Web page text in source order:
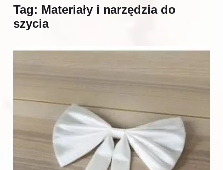
Tag: Materiały i narzędzia do
szycia